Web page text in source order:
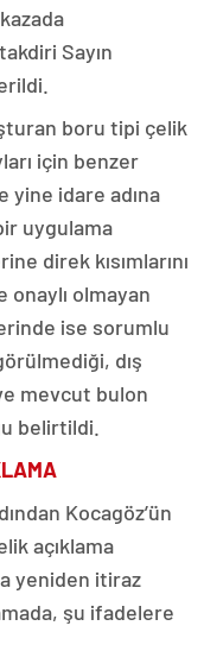
Sayın
boru tipi çelik
için benzer
yine idare adına
uygulama
direk kısımlarını
olmayan
ise sorumlu
dış
mevcut bulon
belirtildi.
Kocagöz’ün
açıklama
yeniden itiraz
şu ifadelere